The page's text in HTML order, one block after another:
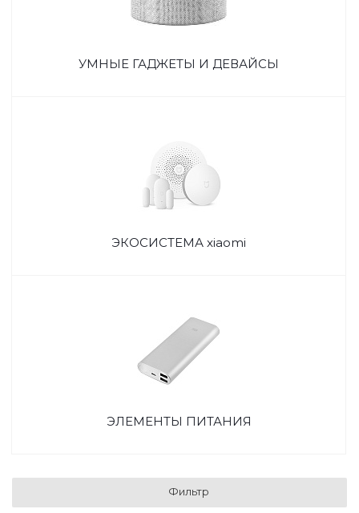
УМНЫЕ ГАДЖЕТЫ И ДЕВАЙСЫ
ЭКОСИСТЕМА xiaomi
ЭЛЕМЕНТЫ ПИТАНИЯ
Фильтр